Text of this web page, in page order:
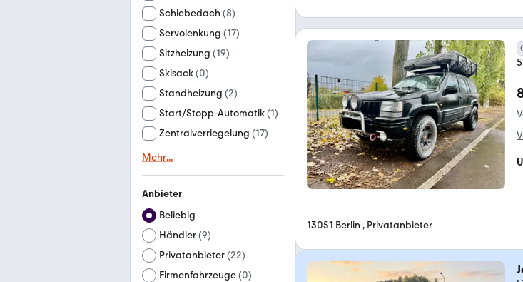
Schiebedach (8)
Servolenkung (17)
Sitzheizung (19)
Skisack(0)
Standheizung (2)
Start/Stopp-Automatik(1)
Zentralverriegelung (17)
Mehr...
Anbieter
Beliebig
Händler(9)
Privatanbieter(22)
Firmenfahrzeuge(0)
13051 Berlin , Privatanbieter